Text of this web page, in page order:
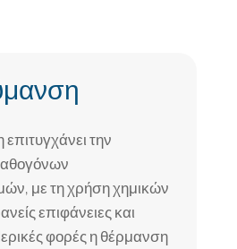
την
με τη χρήση χημικών
επιφάνειες και
φορές η θέρμανση